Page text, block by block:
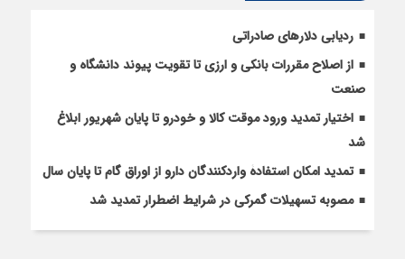
ردیابی دلارهای صادراتی
از اصلاح مقررات بانکی و ارزی تا تقویت پیوند دانشگاه و
صنعت
اختیار تمدید ورود موقت کالا و خودرو تا پایان شهریور ابلاغ
شد
تمدید امکان استفادۀ واردکنندگان دارو از اوراق گام تا پایان سال
مصوبه تسهیلات گمرکی در شرایط اضطرار تمدید شد